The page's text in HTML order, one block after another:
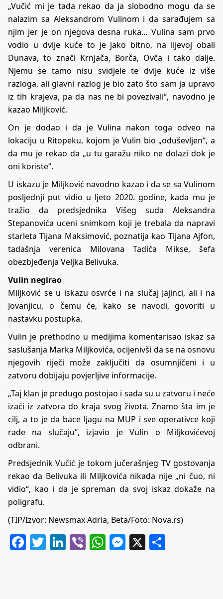
„Vučić mi je tada rekao da ja slobodno mogu da se
nalazim sa Aleksandrom Vulinom i da sarađujem sa
njim jer je on njegova desna ruka… Vulina sam prvo
vodio u dvije kuće to je jako bitno, na lijevoj obali
Dunava, to znači Krnjača, Borča, Ovča i tako dalje.
Njemu se tamo nisu svidjele te dvije kuće iz više
razloga, ali glavni razlog je bio zato što sam ja upravo
iz tih krajeva, pa da nas ne bi povezivali“, navodno je
kazao Miljković.
On je dodao i da je Vulina nakon toga odveo na
lokaciju u Ritopeku, kojom je Vulin bio „oduševljen“, a
da mu je rekao da „u tu garažu niko ne dolazi dok je
oni koriste“.
U iskazu je Miljković navodno kazao i da se sa Vulinom
posljednji put vidio u ljeto 2020. godine, kada mu je
tražio da predsjednika Višeg suda Aleksandra
Stepanovića uceni snimkom koji je trebala da napravi
starleta Tijana Maksimović, poznatija kao Tijana Ajfon,
tadašnja verenica Milovana Tadića Mikse, šefa
obezbjeđenja Veljka Belivuka.
Vulin negirao
Miljković se u iskazu osvrće i na slučaj Jajinci, ali i na
Jovanjicu, o čemu će, kako se navodi, govoriti u
nastavku postupka.
Vulin je prethodno u medijima komentarisao iskaz sa
saslušanja Marka Miljkovića, ocijenivši da se na osnovu
njegovih riječi može zaključiti da osumnjičeni i u
zatvoru dobijaju povjerljive informacije.
„Taj klan je predugo postojao i sada su u zatvoru i neće
izaći iz zatvora do kraja svog života. Znamo šta im je
cilj, a to je da bace ljagu na MUP i sve operativce koji
rade na slučaju“, izjavio je Vulin o Miljkovićevoj
odbrani.
Predsjednik Vučić je tokom jučerašnjeg TV gostovanja
rekao da Belivuka ili Miljkovića nikada nije „ni čuo, ni
vidio“, kao i da je spreman da svoj iskaz dokaže na
poligrafu.
(TIP/Izvor: Newsmax Adria, Beta/Foto: Nova.rs)
Facebook
Twitter
LinkedIn
ViberWhatsApp
Messenger
X